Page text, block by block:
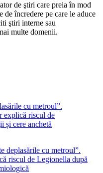
de ştiri care preia în mod
încredere pe care le aduce
ştiri interne sau
multe domenii.
deplasările cu metroul”.
riscul de Legionella după